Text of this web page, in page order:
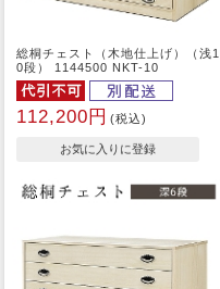
総桐チェスト（木地仕上げ）（浅1
0段） 1144500 NKT-10
112,200円 (税込)